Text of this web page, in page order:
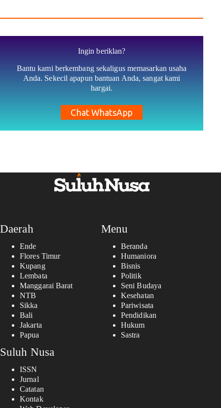
Ingin beriklan?
Bantu kami berkembang sekaligus memasarkan usaha
Anda. Sekecil apapun bantuan Anda, sangat kami
hargai.
Chat WhatsApp
Daerah
Ende
Flores Timur
Kupang
Lembata
Manggarai Barat
NTB
Sikka
Bali
Jakarta
Papua
Menu
Beranda
Humaniora
Bisnis
Politik
Seni Budaya
Kesehatan
Pariwisata
Pendidikan
Hukum
Sastra
Suluh Nusa
ISSN
Jurnal
Catatan
Kontak